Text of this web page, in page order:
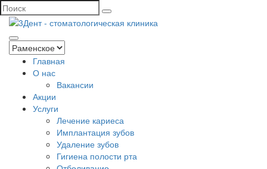
Главная
О нас
Вакансии
Акции
Услуги
Лечение кариеса
Имплантация зубов
Удаление зубов
Гигиена полости рта